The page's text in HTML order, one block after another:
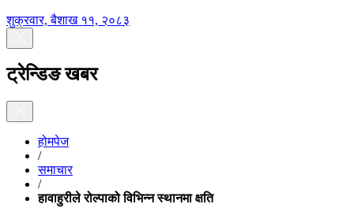
शुक्रवार, बैशाख ११, २०८३
ट्रेन्डिङ खबर
होमपेज
/
समाचार
/
हावाहुरीले रोल्पाको विभिन्न स्थानमा क्षति